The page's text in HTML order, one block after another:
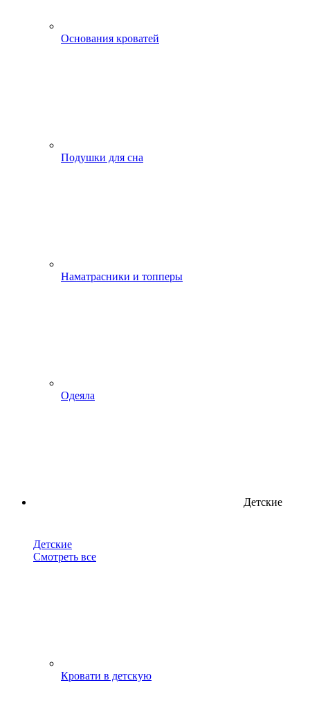
Основания кроватей
Подушки для сна
Наматрасники и топперы
Одеяла
Детские
Детские
Смотреть все
Кровати в детскую